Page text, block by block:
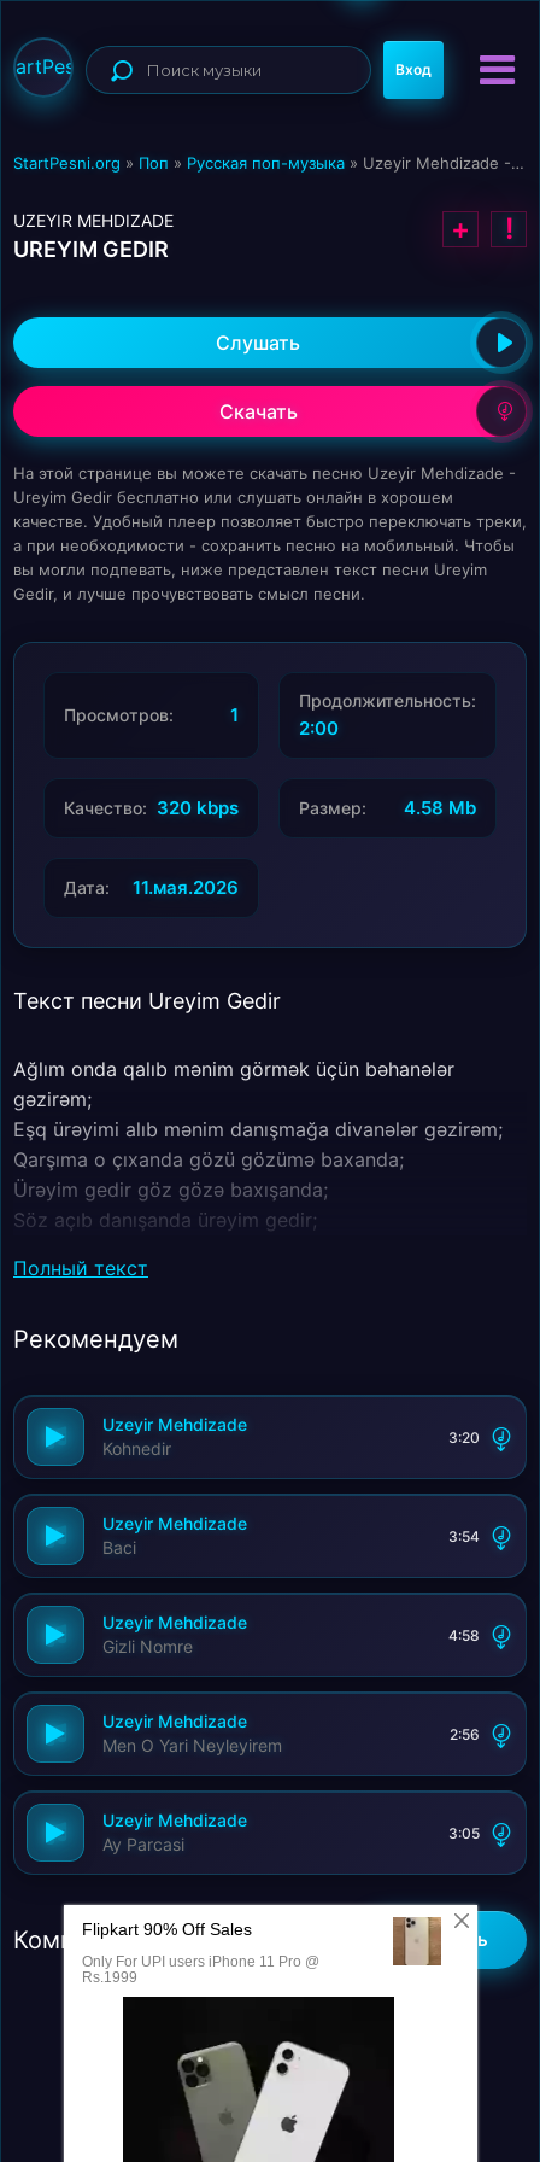
Вход
StartPesni.org » Поп » Русская поп-музыка » Uzeyir Mehdizade - Ureyim Gedir
UZEYIR MEHDIZADE
UREYIM GEDIR
+ !
Слушать
Скачать
На этой странице вы можете скачать песню Uzeyir Mehdizade -
Ureyim Gedir бесплатно или слушать онлайн в хорошем
качестве. Удобный плеер позволяет быстро переключать треки,
а при необходимости - сохранить песню на мобильный. Чтобы
вы могли подпевать, ниже представлен текст песни Ureyim
Gedir, и лучше прочувствовать смысл песни.
Просмотров: 1
Продолжительность:
2:00
Качество: 320 kbps Размер: 4.58 Mb
Дата: 11.мая.2026
Текст песни Ureyim Gedir
Ağlım onda qalıb mənim görmək üçün bəhanələr
gəzirəm;
Eşq ürəyimi alıb mənim danışmağa divanələr gəzirəm;
Qarşıma o çıxanda gözü gözümə baxanda;
Ürəyim gedir göz gözə baxışanda;
Söz açıb danışanda ürəyim gedir;
Baxışlar məni əridir onun üçün ürəyim gedir;
özümü;
gözümü!
Полный текст
Рекомендуем
Uzeyir Mehdizade
Kohnedir
3:20
Uzeyir Mehdizade
Baci
3:54
Uzeyir Mehdizade
Gizli Nomre
4:58
Uzeyir Mehdizade
Men O Yari Neyleyirem
2:56
Uzeyir Mehdizade
Ay Parcasi
3:05
Комментарии (0) Добавить